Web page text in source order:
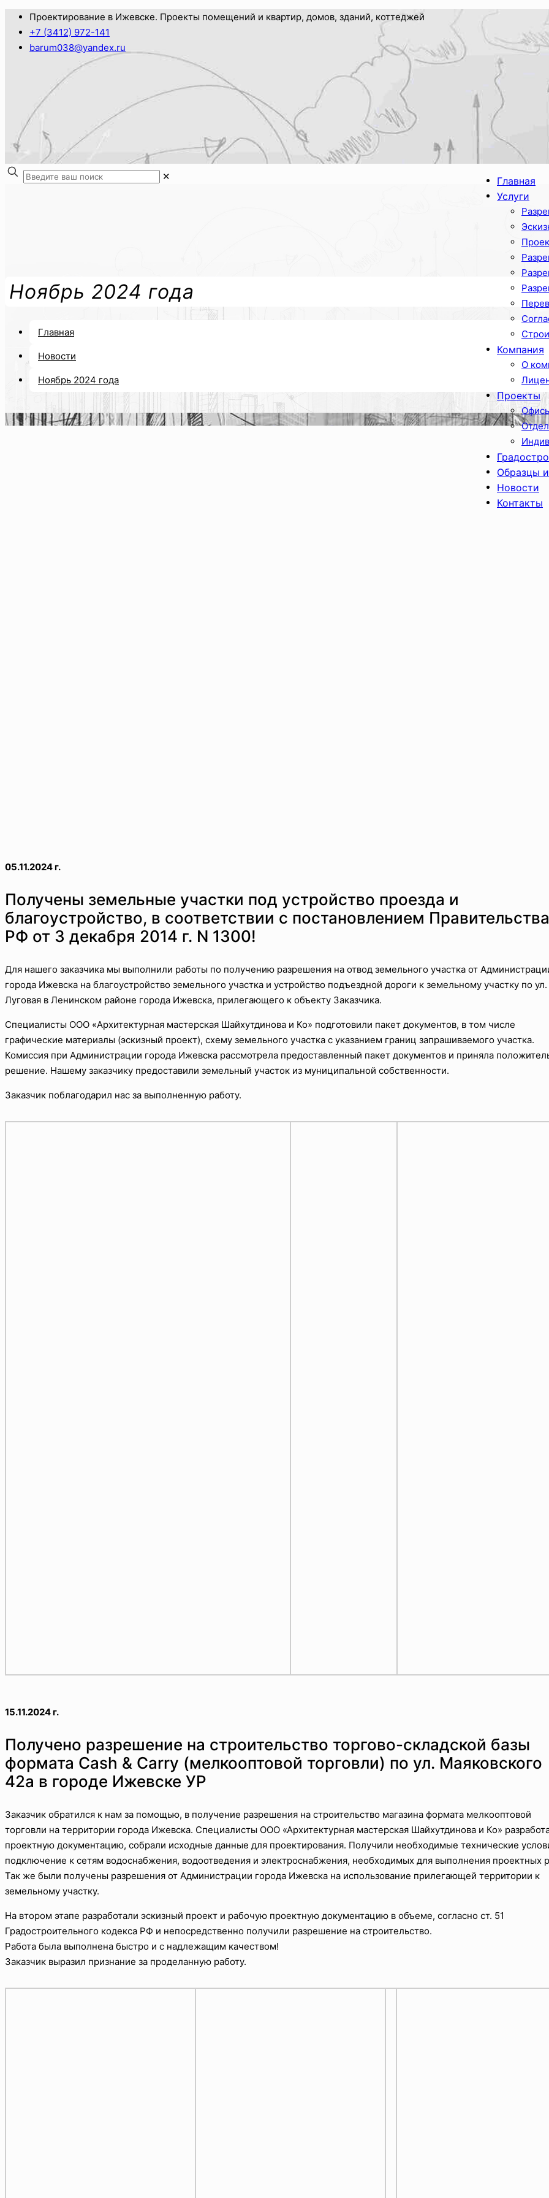
Проектирование в Ижевске. Проекты помещений и квартир, домов, зданий, коттеджей
+7 (3412) 972-141
barum038@yandex.ru
Главная
Услуги
Компания
О
Проекты
Образцы
Новости
Контакты
✕
Ноябрь 2024 года
Главная
Новости
Ноябрь 2024 года
05.11.2024 г.
Получены земельные участки под устройство проезда и
благоустройство, в соответствии с постановлением Правительства
РФ от 3 декабря 2014 г. N 1300!
Для нашего заказчика мы выполнили работы по получению разрешения на отвод земельного участка от
города Ижевска на благоустройство земельного участка и устройство подъездной дороги к земельному участку по ул.
Луговая в Ленинском районе города Ижевска, прилегающего к объекту Заказчика.
Специалисты OOO «Архитектурная мастерская Шайхутдинова и Ко» подготовили пакет документов, в том числе
графические материалы (эскизный проект), схему земельного участка с указанием границ запрашиваемого участка.
Комиссия при Администрации города Ижевска рассмотрела предоставленный пакет документов и приняла
решение. Нашему заказчику предоставили земельный участок из муниципальной собственности.
Заказчик поблагодарил нас за выполненную работу.
15.11.2024 г.
Получено разрешение на строительство торгово-складской базы
формата Cash & Carry (мелкооптовой торговли) по ул. Маяковского
42а в городе Ижевске УР
Заказчик обратился к нам за помощью, в получение разрешения на строительство магазина формата мелкооптовой
торговли на территории города Ижевска. Специалисты ООО «Архитектурная мастерская Шайхутдинова и Ко»
проектную документацию, собрали исходные данные для проектирования. Получили необходимые технические
подключение к сетям водоснабжения, водоотведения и электроснабжения, необходимых для выполнения проектных
Так же были получены разрешения от Администрации города Ижевска на использование прилегающей территории к
земельному участку.
На втором этапе разработали эскизный проект и рабочую проектную документацию в объеме, согласно ст. 51
Градостроительного кодекса РФ и непосредственно получили разрешение на строительство.
Работа была выполнена быстро и с надлежащим качеством!
Заказчик выразил признание за проделанную работу.